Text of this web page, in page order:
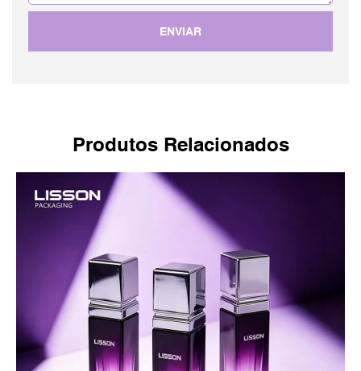
ENVIAR
Produtos Relacionados